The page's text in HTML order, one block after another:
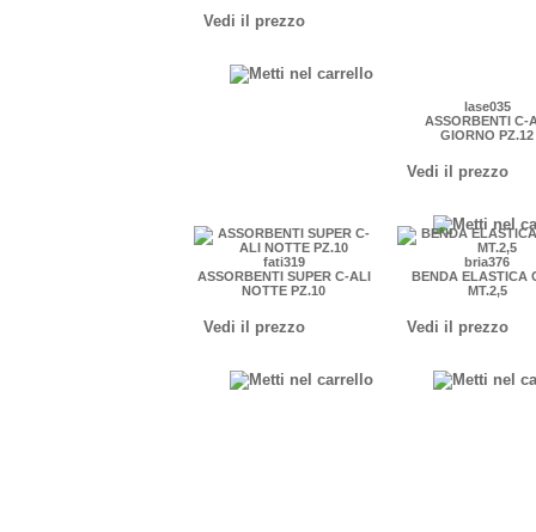
Vedi il prezzo
lase035
ASSORBENTI C-
GIORNO PZ.12
Vedi il prezzo
fati319
ASSORBENTI SUPER C-ALI
NOTTE PZ.10
Vedi il prezzo
bria376
BENDA ELASTICA
MT.2,5
Vedi il prezzo